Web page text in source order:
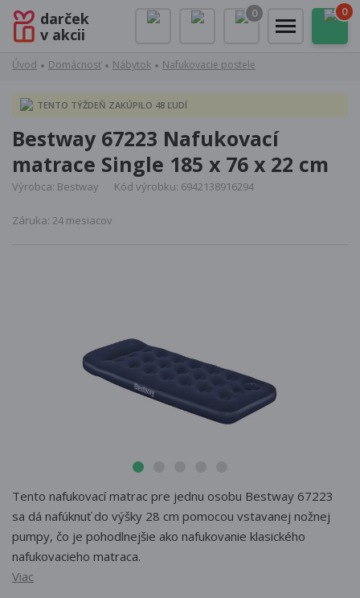
darček
v akcii
0 0
Úvod Domácnosť Nábytok Nafukovacie postele
TENTO TÝŽDEŇ ZAKÚPILO 48 ĽUDÍ
Bestway 67223 Nafukovací
matrace Single 185 x 76 x 22 cm
Výrobca: Bestway Kód výrobku: 6942138916294
Záruka: 24 mesiacov
Tento nafukovací matrac pre jednu osobu Bestway 67223
sa dá nafúknuť do výšky 28 cm pomocou vstavanej nožnej
pumpy, čo je pohodlnejšie ako nafukovanie klasického
nafukovacieho matraca.
Viac